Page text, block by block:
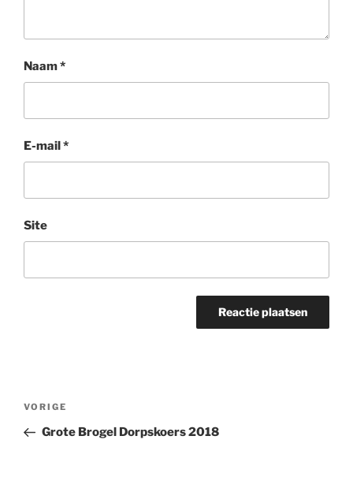
Naam*
E-mail*
Site
Bericht
Vorig
bericht
VORIGE
Grote Brogel Dorpskoers 2018